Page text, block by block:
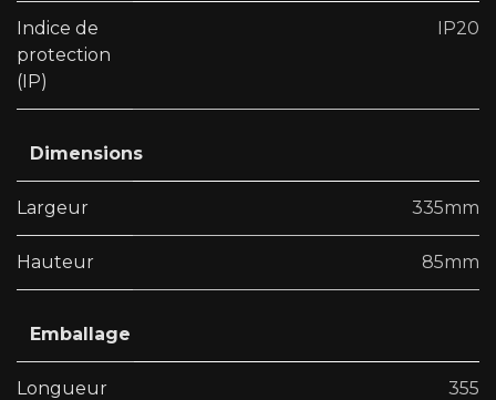
Indice de
protection
(IP)
IP20
Dimensions
Largeur 335mm
Hauteur 85mm
Emballage
Longueur
355